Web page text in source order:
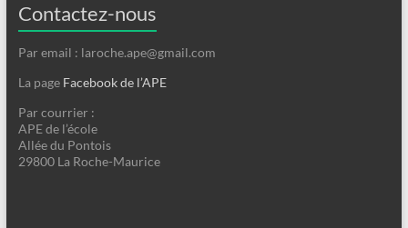
Contactez-nous
Par email : laroche.ape@gmail.com
La page Facebook de l’APE
Par courrier :
APE de l’école
Allée du Pontois
29800 La Roche-Maurice